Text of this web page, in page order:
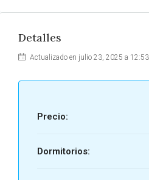
Detalles
Actualizado en julio 23, 2025 a
Precio:
Dormitorios: